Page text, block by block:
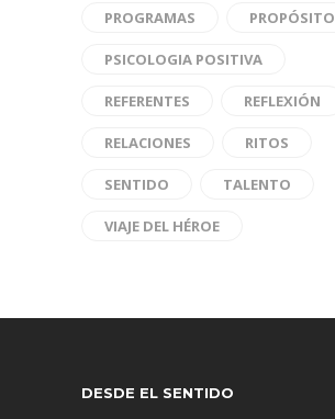
PROGRAMAS PROPÓSITO
PSICOLOGIA POSITIVA
REFERENTES REFLEXIÓN
RELACIONES RITOS
SENTIDO TALENTO
VIAJE DEL HÉROE
DESDE EL SENTIDO